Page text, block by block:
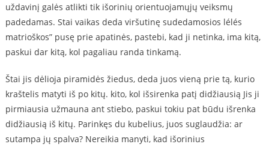
uždavinį galės atlikti tik išorinių orientuojamųjų veiksmų
padedamas. Stai vaikas deda viršutinę sudedamosios lélés
matrioškos” pusę prie apatinės, pastebi, kad ji netinka, ima kitą,
paskui dar kitą, kol pagaliau randa tinkamą.
Štai jis dėlioja piramidės žiedus, deda juos vieną prie tą, kurio
kraštelis matyti iš po kitų. kito, kol išsirenka patį didžiausią Jis ji
pirmiausia užmauna ant stiebo, paskui tokiu pat būdu išrenka
didžiausią iš kitų. Parinkęs du kubelius, juos suglaudžia: ar
sutampa jų spalva? Nereikia manyti, kad išorinius